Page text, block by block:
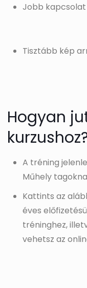
Jobb kapcsolat
Tisztább kép
Hogyan
A tréning
Műhely
Kattints az
éves
tréninghez,
vehetsz az